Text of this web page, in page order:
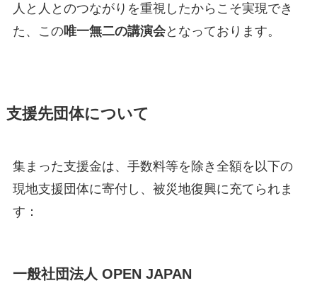
人と人とのつながりを重視したからこそ実現でき
た、この唯一無二の講演会となっております。
支援先団体について
集まった支援金は、手数料等を除き全額を以下の
現地支援団体に寄付し、被災地復興に充てられま
す：
一般社団法人 OPEN JAPAN